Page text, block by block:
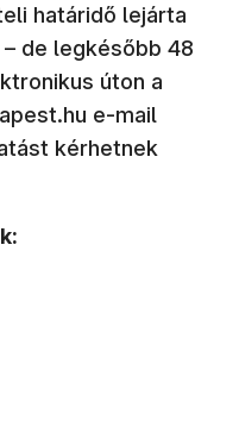
határidő lejárta
de legkésőbb 48
úton a
e-mail
kérhetnek